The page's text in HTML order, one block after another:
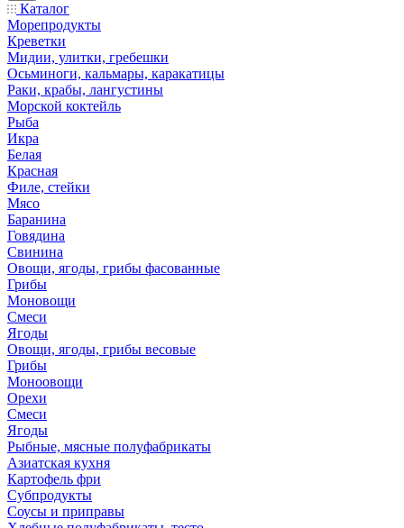
Каталог
Морепродукты
Креветки
Мидии, улитки, гребешки
Осьминоги, кальмары, каракатицы
Раки, крабы, лангустины
Морской коктейль
Рыба
Икра
Белая
Красная
Филе, стейки
Мясо
Баранина
Говядина
Свинина
Овощи, ягоды, грибы фасованные
Грибы
Моновощи
Смеси
Ягоды
Овощи, ягоды, грибы весовые
Грибы
Моноовощи
Орехи
Смеси
Ягоды
Рыбные, мясные полуфабрикаты
Азиатская кухня
Картофель фри
Субпродукты
Соусы и приправы